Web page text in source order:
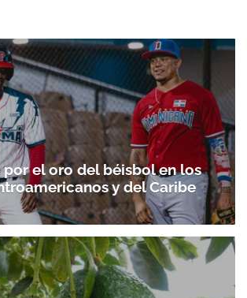
ACEPTAR
por el oro del béisbol en los
y del Caribe